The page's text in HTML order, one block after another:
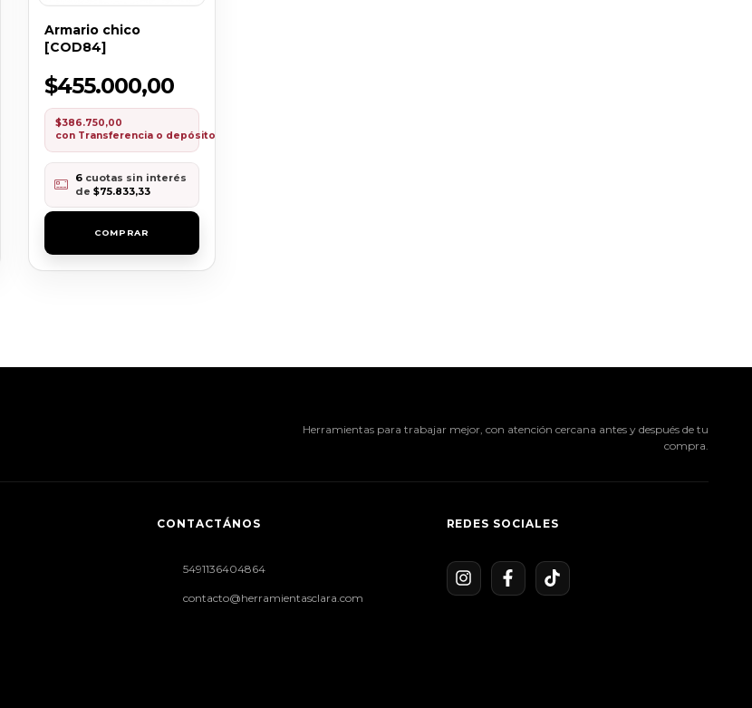
Armario chico
[COD84]
$455.000,00
$386.750,00
con Transferencia o depósito
6 cuotas sin interés
de $75.833,33
Herramientas para trabajar mejor, con atención cercana antes y después de tu
compra.
CONTACTÁNOS
5491136404864
contacto@herramientasclara.com
REDES SOCIALES